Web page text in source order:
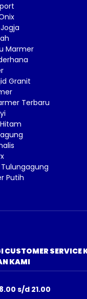
Marmer
Granit
Terbaru
Putih
CUSTOMER SERVICE
KAMI
s/d 21.00